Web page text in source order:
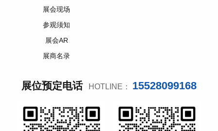
展会现场
参观须知
展会AR
展商名录
展位预定电话 HOTLINE： 15528099168